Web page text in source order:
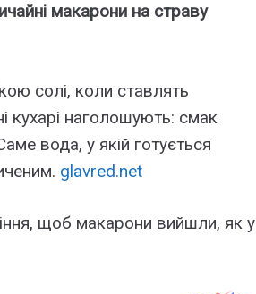
макарони на страву
солі, коли ставлять
кухарі наголошують: смак
вода, у якій готується
glavred.net
щоб макарони вийшли, як у